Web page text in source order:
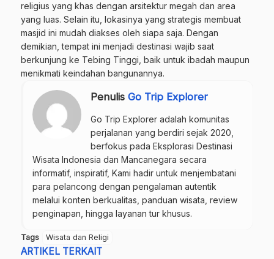
religius yang khas dengan arsitektur megah dan area
yang luas. Selain itu, lokasinya yang strategis membuat
masjid ini mudah diakses oleh siapa saja. Dengan
demikian, tempat ini menjadi destinasi wajib saat
berkunjung ke Tebing Tinggi, baik untuk ibadah maupun
menikmati keindahan bangunannya.
Penulis Go Trip Explorer
Go Trip Explorer adalah komunitas
perjalanan yang berdiri sejak 2020,
berfokus pada Eksplorasi Destinasi
Wisata Indonesia dan Mancanegara secara
informatif, inspiratif, Kami hadir untuk menjembatani
para pelancong dengan pengalaman autentik
melalui konten berkualitas, panduan wisata, review
penginapan, hingga layanan tur khusus.
Tags Wisata dan Religi
ARTIKEL TERKAIT